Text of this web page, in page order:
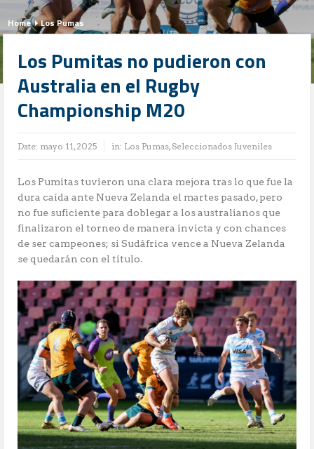
Home Los Pumas
Los Pumitas no pudieron con
Australia en el Rugby
Championship M20
Date: mayo 11, 2025 in: Los Pumas,Seleccionados Juveniles
Los Pumitas tuvieron una clara mejora tras lo que fue la
dura caída ante Nueva Zelanda el martes pasado, pero
no fue suficiente para doblegar a los australianos que
finalizaron el torneo de manera invicta y con chances
de ser campeones; si Sudáfrica vence a Nueva Zelanda
se quedarán con el título.